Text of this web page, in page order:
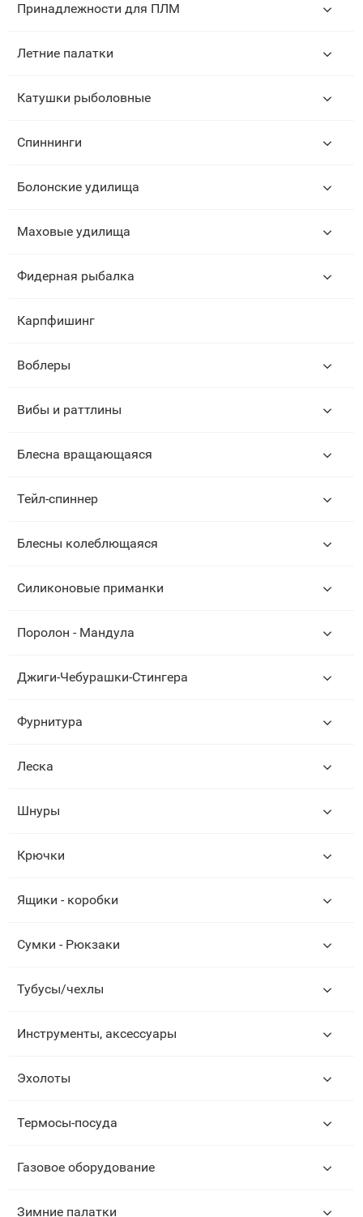
Принадлежности для ПЛМ
Летние палатки
Катушки рыболовные
Спиннинги
Болонские удилища
Маховые удилища
Фидерная рыбалка
Карпфишинг
Воблеры
Вибы и раттлины
Блесна вращающаяся
Тейл-спиннер
Блесны колеблющаяся
Силиконовые приманки
Поролон - Мандула
Джиги-Чебурашки-Стингера
Фурнитура
Леска
Шнуры
Крючки
Ящики - коробки
Сумки - Рюкзаки
Тубусы/чехлы
Инструменты, аксессуары
Эхолоты
Термосы-посуда
Газовое оборудование
Зимние палатки